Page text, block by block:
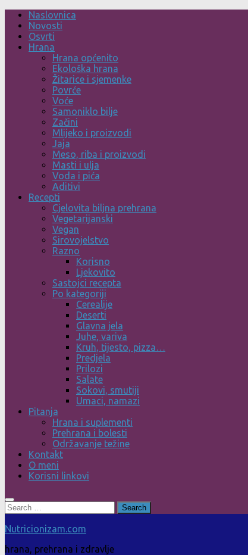
Skip
content
Naslovnica
Novosti
Osvrti
Hrana
Hrana općenito
Ekološka hrana
Žitarice i sjemenke
Povrće
Voće
Samoniklo bilje
Začini
Mlijeko i proizvodi
Jaja
Meso, riba i proizvodi
Masti i ulja
Voda i pića
Aditivi
Recepti
Cjelovita biljna prehrana
Vegetarijanski
Vegan
Sirovojelstvo
Razno
Korisno
Ljekovito
Sastojci recepta
Po kategoriji
Cerealije
Deserti
Glavna jela
Juhe, variva
Kruh, tijesto, pizza…
Predjela
Prilozi
Salate
Sokovi, smutiji
Umaci, namazi
Pitanja
Hrana i suplementi
Prehrana i bolesti
Održavanje težine
Kontakt
O meni
Korisni linkovi
Search
for:
Nutricionizam.com
hrana, prehrana i zdravlje